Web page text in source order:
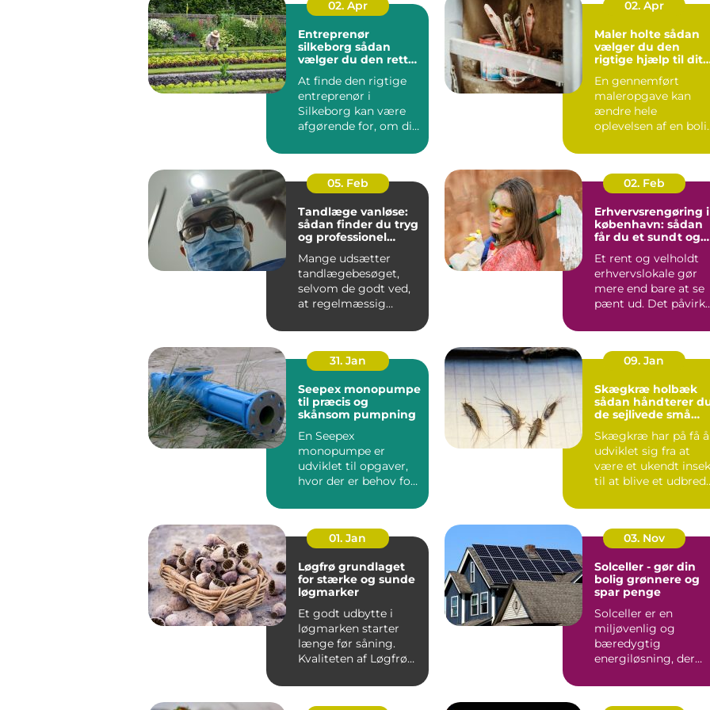
02. Apr
Entreprenør
silkeborg sådan
vælger du den rette
At finde den rigtige
entreprenør i
Silkeborg kan være
afgørende for, om dit
haveprojekt...
02. Apr
Maler holte sådan
vælger du den
rigtige hjælp til dit
En gennemført
maleropgave kan
ændre hele
oplevelsen af en
Farver, finish...
05. Feb
Tandlæge vanløse:
sådan finder du tryg
og professionel
Mange udsætter
tandlægebesøget,
selvom de godt ved,
at regelmæssig
Nogle gør de...
02. Feb
Erhvervsrengøring i
københavn: sådan
får du et sundt og
arbejdsmiljø
Et rent og velholdt
erhvervslokale gør
mere end bare at se
pænt ud. Det
medarbejdernes...
31. Jan
Seepex monopumpe
til præcis og
skånsom pumpning
En Seepex
monopumpe er
udviklet til opgaver,
hvor der er behov for
skånsom håndterin...
09. Jan
Skægkræ holbæk
sådan håndterer
de sejlivede små
Skægkræ har på få
udviklet sig fra at
være et ukendt
til at blive et udbredt
01. Jan
Løgfrø grundlaget
for stærke og sunde
løgmarker
Et godt udbytte i
løgmarken starter
længe før såning.
Kvaliteten af Løgfrø
planter...
03. Nov
Solceller - gør din
bolig grønnere og
spar penge
Solceller er en
miljøvenlig og
bæredygtig
energiløsning, der
mere...